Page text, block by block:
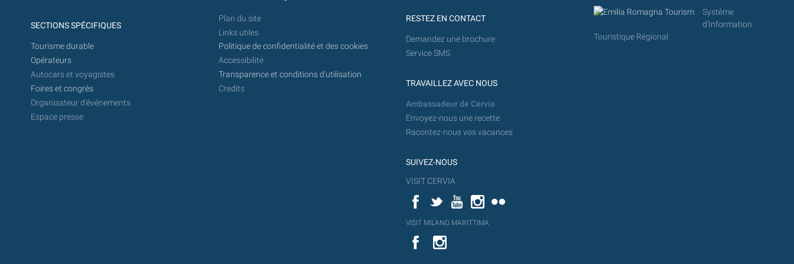
SECTIONS SPÉCIFIQUES
Tourisme durable
Opérateurs
Autocars et voyagistes
Foires et congrès
Organisateur d'événements
Espace presse
Plan du site
Links utiles
Politique de confidentialité et des cookies
Accessibilité
Transparence et conditions d'utilisation
Credits
RESTEZ EN CONTACT
Demandez une brochure
Service SMS
TRAVAILLEZ AVEC NOUS
Ambassadeur de Cervia
Envoyez-nous une recette
Racontez-nous vos vacances
SUIVEZ-NOUS
VISIT CERVIA
FacebookTwitterYouTubeInstagram
YouT
VISIT MILANO MARITTIMA
Flick
VISIT
MILANO
YouTube
Système
d'Information
Touristique Régional